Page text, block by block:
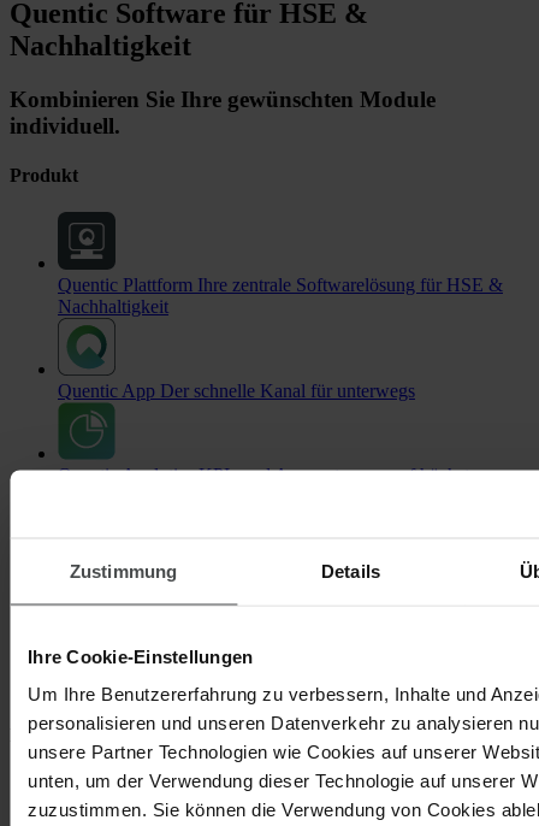
Zustimmung Details
Ihre Cookie-Einstellungen
Um Ihre Benutzererfahrung zu verbessern, Inhalte und
personalisieren und unseren Datenverkehr zu analysieren
unsere Partner Technologien wie Cookies auf unserer
unten, um der Verwendung dieser Technologie auf unserer
zuzustimmen. Sie können die Verwendung von Cookies
Quentic Software für HSE &
Nachhaltigkeit
Kombinieren Sie Ihre gewünschten Module
individuell.
Produkt
Quentic Plattform Ihre zentrale Softwarelösung für HSE &
Nachhaltigkeit
Quentic App Der schnelle Kanal für unterwegs
Quentic AnalyticsKPIs und Auswertungen auf höchstem
Quentic Connect Prozesse, Systeme und Daten integrieren
KI für HSE & Nachhaltigkeit
zusätzliche Insights
Module & Themen